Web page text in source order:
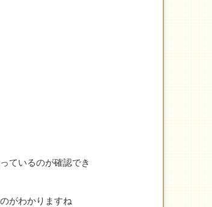
ているのが確認でき
がわかりますね